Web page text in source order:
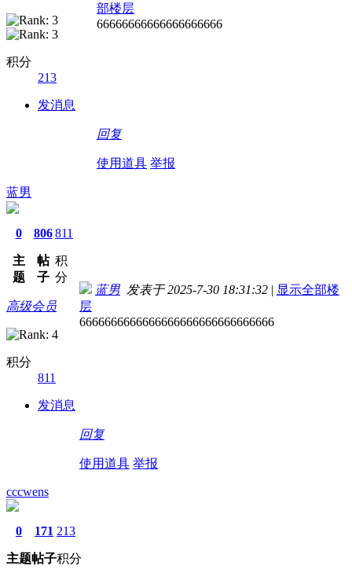
积分
213
发消息
部楼层
66666666666666666666
回复
使用道具 举报
蓝男
0
主
题
806
帖
子
811
积
分
高级会员
积分
811
发消息
蓝男 发表于 2025-7-30 18:31:32 | 显示全部楼
层
6666666666666666666666666666666
回复
使用道具 举报
cccwens
0
主题
171
帖子
213
积分